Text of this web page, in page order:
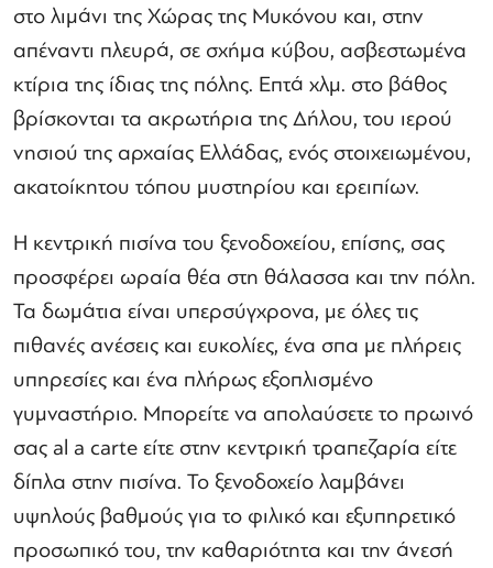
στο λιμάνι της Χώρας της Μυκόνου και, στην
απέναντι πλευρά, σε σχήμα κύβου, ασβεστωμένα
κτίρια της ίδιας της πόλης. Επτά χλμ. στο βάθος
βρίσκονται τα ακρωτήρια της Δήλου, του ιερού
νησιού της αρχαίας Ελλάδας, ενός στοιχειωμένου,
ακατοίκητου τόπου μυστηρίου και ερειπίων.
Η κεντρική πισίνα του ξενοδοχείου, επίσης, σας
προσφέρει ωραία θέα στη θάλασσα και την πόλη.
Τα δωμάτια είναι υπερσύγχρονα, με όλες τις
πιθανές ανέσεις και ευκολίες, ένα σπα με πλήρεις
υπηρεσίες και ένα πλήρως εξοπλισμένο
γυμναστήριο. Μπορείτε να απολαύσετε το πρωινό
σας al a carte είτε στην κεντρική τραπεζαρία είτε
δίπλα στην πισίνα. Το ξενοδοχείο λαμβάνει
υψηλούς βαθμούς για το φιλικό και εξυπηρετικό
προσωπικό του, την καθαριότητα και την άνεσή